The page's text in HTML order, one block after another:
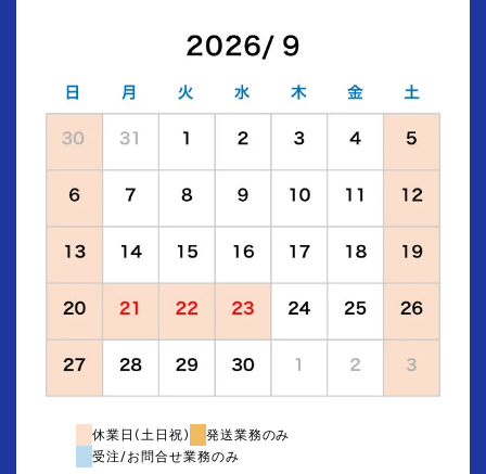
休業日(土日祝)
発送業務のみ
受注/お問合せ業務のみ